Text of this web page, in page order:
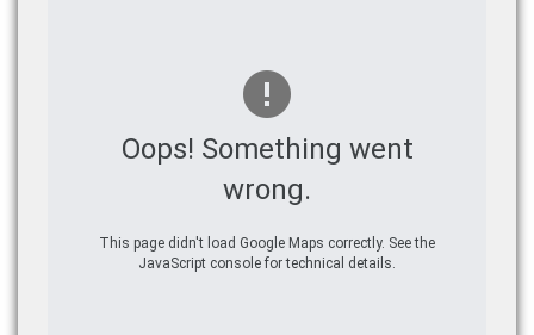
Oops! Something went
wrong.
This page didn't load Google Maps correctly. See the
JavaScript console for technical details.